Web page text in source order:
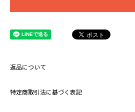
返品について
特定商取引法に基づく表記